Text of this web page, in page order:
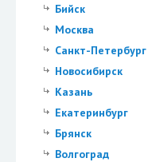
Бийск
Москва
Санкт-Петербург
Новосибирск
Казань
Екатеринбург
Брянск
Волгоград